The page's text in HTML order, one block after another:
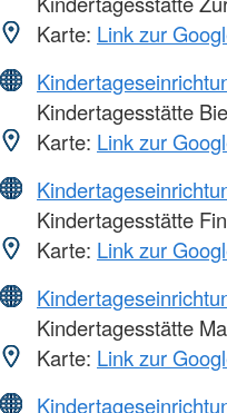
Karte: Link zur
Kindertagesstätte
Karte: Link zur
Kindertagesstätte
Karte: Link zur
Kindertagesstätte
Karte: Link zur